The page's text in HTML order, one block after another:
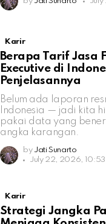
Karir
Berapa Tarif Jasa
Executive di
Penjelasannya
Belum ada laporan
Indonesia — jadi kita
pakai data yang
angka karangan.
by Jati Sunarto
July 22, 2026, 10:53
Karir
Strategi Jangka